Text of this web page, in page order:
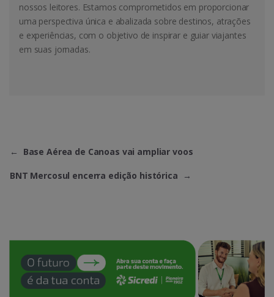
nossos leitores. Estamos comprometidos em proporcionar
uma perspectiva única e abalizada sobre destinos, atrações
e experiências, com o objetivo de inspirar e guiar viajantes
em suas jornadas.
← Base Aérea de Canoas vai ampliar voos
BNT Mercosul encerra edição histórica →